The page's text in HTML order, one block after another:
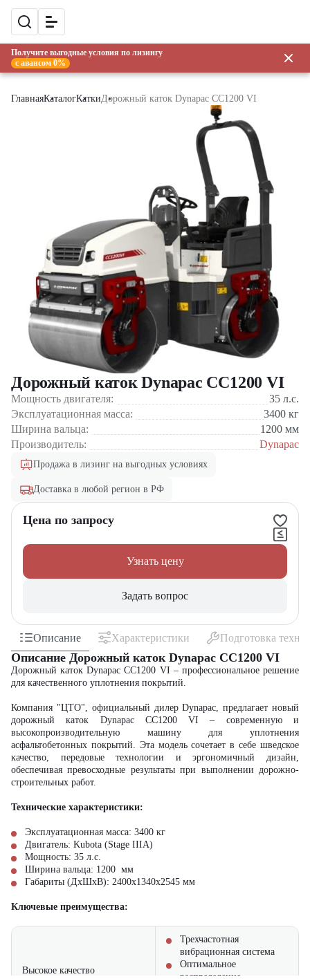
Получите выгодные условия по лизингу
с авансом 0%
ГлавнаяКаталогКаткиДорожный каток Dynapac CC1200 VI
Дорожный каток Dynapac CC1200 VI
Мощность двигателя: 35 л.с.
Эксплуатационная масса:
3400 кг
Ширина вальца:
1200 мм
Производитель:
Dynapac
Продажа в лизинг на выгодных условиях
Доставка в любой регион в РФ
Цена по запросу
Узнать цену
Задать вопрос
Описание Характеристики Подготовка
Описание Дорожный каток Dynapac CC1200 VI
Дорожный каток Dynapac CC1200 VI – профессиональное решение
для качественного уплотнения покрытий.
Компания "ЦТО", официальный дилер Dynapac, предлагает новый
дорожный каток Dynapac CC1200 VI – современную и
высокопроизводительную машину для уплотнения
асфальтобетонных покрытий. Эта модель сочетает в себе шведское
качество, передовые технологии и эргономичный дизайн,
обеспечивая превосходные результаты при выполнении дорожно-
строительных работ.
Технические характеристики:
Эксплуатационная масса: 3400 кг
Двигатель: Kubota (Stage IIIA)
Мощность: 35 л.с.
Ширина вальца: 1200 мм
Габариты (ДхШхВ): 2400х1340х2545 мм
Ключевые преимущества:
Высокое качество
Трехчастотная
вибрационная система
Оптимальное
распределение